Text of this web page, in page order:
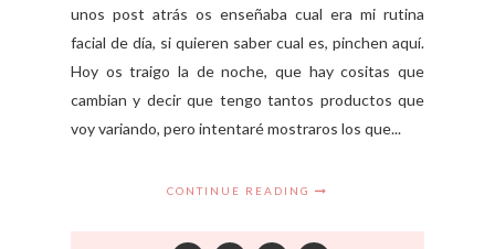
unos post atrás os enseñaba cual era mi rutina
facial de día, si quieren saber cual es, pinchen aquí.
Hoy os traigo la de noche, que hay cositas que
cambian y decir que tengo tantos productos que
voy variando, pero intentaré mostraros los que...
CONTINUE READING